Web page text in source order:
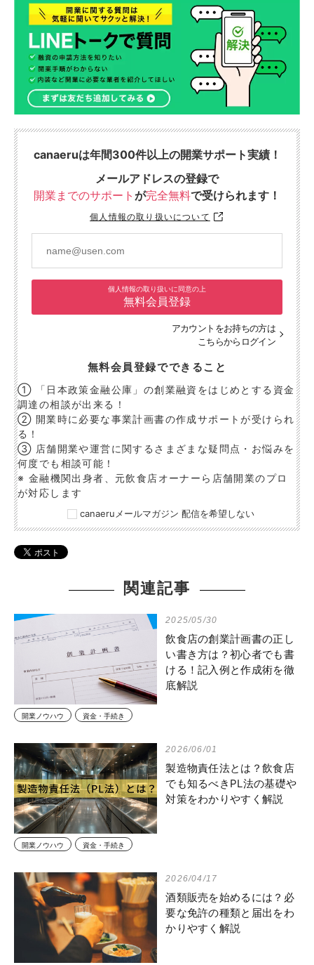
canaeruは年間300件以上の開業サポート実績！
メールアドレスの登録で
開業までのサポート が完全無料で受けられます！
個人情報の取り扱いについて
個人情報の取り扱いに同意の上
無料会員登録
アカウントをお持ちの方は
こちらからログイン
無料会員登録でできること
① 「日本政策金融公庫」の創業融資をはじめとする資金
調達の相談が出来る！
② 開業時に必要な事業計画書の作成サポートが受けられ
る！
③ 店舗開業や運営に関するさまざまな疑問点・お悩みを
何度でも相談可能！
※ 金融機関出身者、元飲食店オーナーら店舗開業のプロ
が対応します
canaeruメールマガジン 配信を希望しない
関連記事
2025/05/30
飲食店の創業計画書の正し
い書き方は？初心者でも書
ける！記入例と作成術を徹
底解説
開業ノウハウ 資金・手続き
2026/06/01
製造物責任法とは？飲食店
でも知るべきPL法の基礎や
対策をわかりやすく解説
開業ノウハウ 資金・手続き
2026/04/17
酒類販売を始めるには？必
要な免許の種類と届出をわ
かりやすく解説